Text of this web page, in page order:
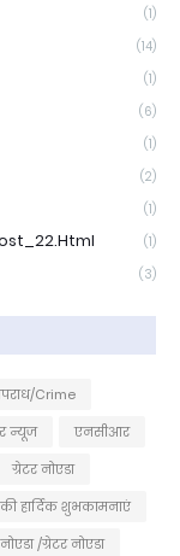
(1)
(14)
(1)
(6)
(1)
(2)
(1)
(1)
(3)
Crime
न्यूज
एनसीआर
ग्रेटर नोएडा
हार्दिक शुभकामनाएं
नोएडा /ग्रेटर नोएडा